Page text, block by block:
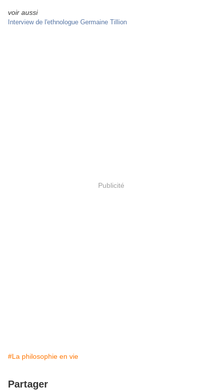
voir aussi
Interview de l'ethnologue Germaine Tillion
Publicité
#La philosophie en vie
Partager